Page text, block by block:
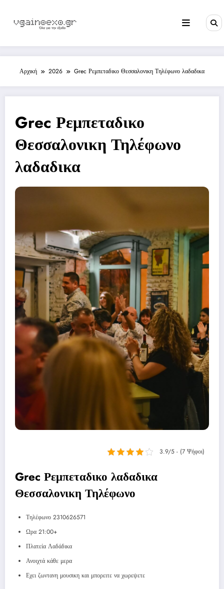
content
Αρχική 2026 Grec Ρεμπεταδικο Θεσσαλονικη Τηλέφωνο λαδαδικα
Grec Ρεμπεταδικο
Θεσσαλονικη Τηλέφωνο
λαδαδικα
3.9/5 - (7 Ψήφοι)
Grec Ρεμπεταδικο λαδαδικα
Θεσσαλονικη Τηλέφωνο
Τηλέφωνο 2310626571
Ωρα 21:00+
Πλατεία Λαδάδικα
Ανοιχτά κάθε μερα
Εχει ζωντανη μουσικη και μπορειτε να χωρεψετε